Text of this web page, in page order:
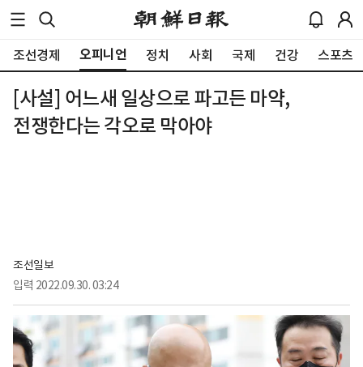
조선경제 오피니언 정치 사회 국제 건강 스포츠
[사설] 어느새 일상으로 파고든 마약,
전쟁한다는 각오로 막아야
조선일보
입력 2022.09.30. 03:24